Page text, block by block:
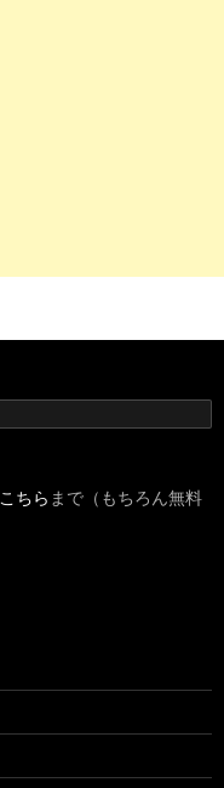
こちら まで（もちろん無料